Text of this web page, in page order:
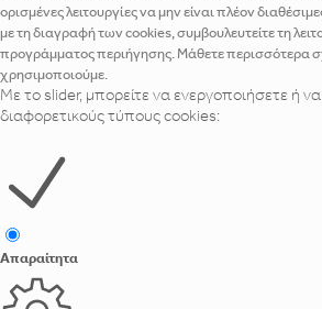
ορισμένες λειτουργίες να μην είναι πλέον
με τη διαγραφή των cookies, συμβουλευτείτε τη
προγράμματος περιήγησης. Μάθετε περισσότερα
χρησιμοποιούμε.
Με το slider, μπορείτε να ενεργοποιήσετε ή
διαφορετικούς τύπους cookies:
Απαραίτητα